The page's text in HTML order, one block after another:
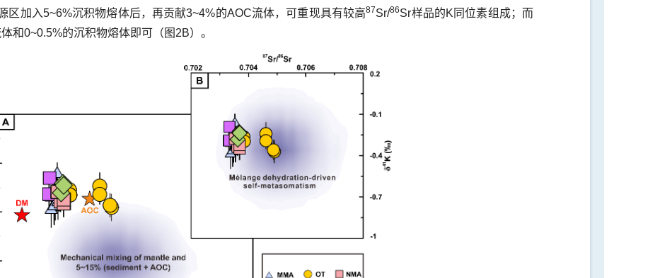
区加入5~6%沉积物熔体后，再贡献3~4%的AOC流体，可重现具有较高87Sr/86Sr样品的K同位素组成；而
和0~0.5%的沉积物熔体即可（图2B）。